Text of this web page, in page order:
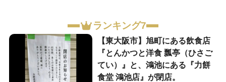
ランキング7
【東大阪市】旭町にある飲食店
『とんかつと洋食 瓢亭（ひさご
てい）』と、鴻池にある『力餅
食堂 鴻池店』が閉店。